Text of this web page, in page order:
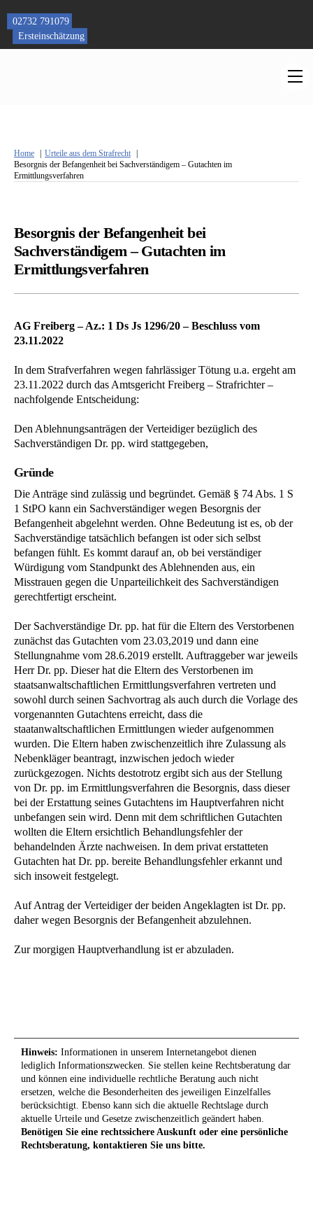
content
02732 791079
Ersteinschätzung
Home
Urteile aus dem Strafrecht
Besorgnis der Befangenheit bei Sachverständigem – Gutachten im
Ermittlungsverfahren
Besorgnis der Befangenheit bei
Sachverständigem – Gutachten im
Ermittlungsverfahren
AG Freiberg – Az.: 1 Ds Js 1296/20 – Beschluss vom
23.11.2022
In dem Strafverfahren wegen fahrlässiger Tötung u.a. ergeht am
23.11.2022 durch das Amtsgericht Freiberg – Strafrichter –
nachfolgende Entscheidung:
Den Ablehnungsanträgen der Verteidiger bezüglich des
Sachverständigen Dr. pp. wird stattgegeben,
Gründe
Die Anträge sind zulässig und begründet. Gemäß § 74 Abs. 1 S
1 StPO kann ein Sachverständiger wegen Besorgnis der
Befangenheit abgelehnt werden. Ohne Bedeutung ist es, ob der
Sachverständige tatsächlich befangen ist oder sich selbst
befangen fühlt. Es kommt darauf an, ob bei verständiger
Würdigung vom Standpunkt des Ablehnenden aus, ein
Misstrauen gegen die Unparteilichkeit des Sachverständigen
gerechtfertigt erscheint.
Der Sachverständige Dr. pp. hat für die Eltern des Verstorbenen
zunächst das Gutachten vom 23.03,2019 und dann eine
Stellungnahme vom 28.6.2019 erstellt. Auftraggeber war jeweils
Herr Dr. pp. Dieser hat die Eltern des Verstorbenen im
staatsanwaltschaftlichen Ermittlungsverfahren vertreten und
sowohl durch seinen Sachvortrag als auch durch die Vorlage des
vorgenannten Gutachtens erreicht, dass die
staatanwaltschaftlichen Ermittlungen wieder aufgenommen
wurden. Die Eltern haben zwischenzeitlich ihre Zulassung als
Nebenkläger beantragt, inzwischen jedoch wieder
zurückgezogen. Nichts destotrotz ergibt sich aus der Stellung
von Dr. pp. im Ermittlungsverfahren die Besorgnis, dass dieser
bei der Erstattung seines Gutachtens im Hauptverfahren nicht
unbefangen sein wird. Denn mit dem schriftlichen Gutachten
wollten die Eltern ersichtlich Behandlungsfehler der
behandelnden Ärzte nachweisen. In dem privat erstatteten
Gutachten hat Dr. pp. bereite Behandlungsfehler erkannt und
sich insoweit festgelegt.
Auf Antrag der Verteidiger der beiden Angeklagten ist Dr. pp.
daher wegen Besorgnis der Befangenheit abzulehnen.
Zur morgigen Hauptverhandlung ist er abzuladen.
Hinweis: Informationen in unserem Internetangebot dienen
lediglich Informationszwecken. Sie stellen keine Rechtsberatung dar
und können eine individuelle rechtliche Beratung auch nicht
ersetzen, welche die Besonderheiten des jeweiligen Einzelfalles
berücksichtigt. Ebenso kann sich die aktuelle Rechtslage durch
aktuelle Urteile und Gesetze zwischenzeitlich geändert haben.
Benötigen Sie eine rechtssichere Auskunft oder eine persönliche
Rechtsberatung, kontaktieren Sie uns bitte.